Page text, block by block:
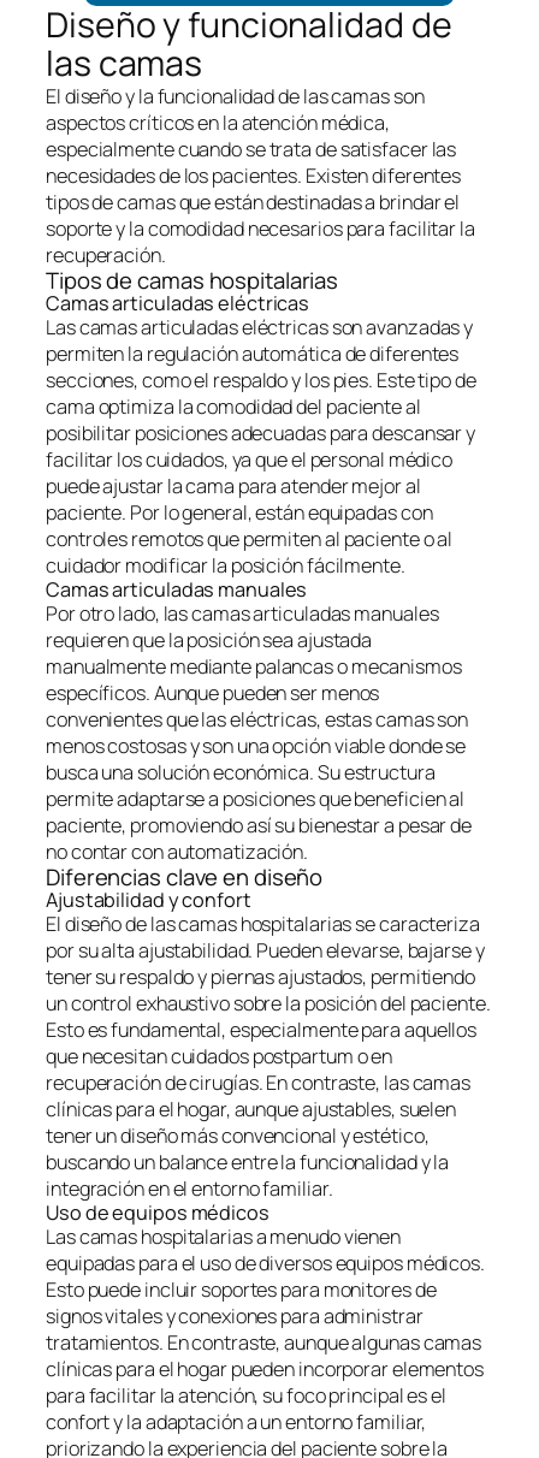
Diseño y funcionalidad de
las camas
El diseño y la funcionalidad de las camas son
aspectos críticos en la atención médica,
especialmente cuando se trata de satisfacer las
necesidades de los pacientes. Existen diferentes
tipos de camas que están destinadas a brindar el
soporte y la comodidad necesarios para facilitar la
recuperación.
Tipos de camas hospitalarias
Camas articuladas eléctricas
Las camas articuladas eléctricas son avanzadas y
permiten la regulación automática de diferentes
secciones, como el respaldo y los pies. Este tipo de
cama optimiza la comodidad del paciente al
posibilitar posiciones adecuadas para descansar y
facilitar los cuidados, ya que el personal médico
puede ajustar la cama para atender mejor al
paciente. Por lo general, están equipadas con
controles remotos que permiten al paciente o al
cuidador modificar la posición fácilmente.
Camas articuladas manuales
Por otro lado, las camas articuladas manuales
requieren que la posición sea ajustada
manualmente mediante palancas o mecanismos
específicos. Aunque pueden ser menos
convenientes que las eléctricas, estas camas son
menos costosas y son una opción viable donde se
busca una solución económica. Su estructura
permite adaptarse a posiciones que beneficien al
paciente, promoviendo así su bienestar a pesar de
no contar con automatización.
Diferencias clave en diseño
Ajustabilidad y confort
El diseño de las camas hospitalarias se caracteriza
por su alta ajustabilidad. Pueden elevarse, bajarse y
tener su respaldo y piernas ajustados, permitiendo
un control exhaustivo sobre la posición del paciente.
Esto es fundamental, especialmente para aquellos
que necesitan cuidados postpartum o en
recuperación de cirugías. En contraste, las camas
clínicas para el hogar, aunque ajustables, suelen
tener un diseño más convencional y estético,
buscando un balance entre la funcionalidad y la
integración en el entorno familiar.
Uso de equipos médicos
Las camas hospitalarias a menudo vienen
equipadas para el uso de diversos equipos médicos.
Esto puede incluir soportes para monitores de
signos vitales y conexiones para administrar
tratamientos. En contraste, aunque algunas camas
clínicas para el hogar pueden incorporar elementos
para facilitar la atención, su foco principal es el
confort y la adaptación a un entorno familiar,
priorizando la experiencia del paciente sobre la